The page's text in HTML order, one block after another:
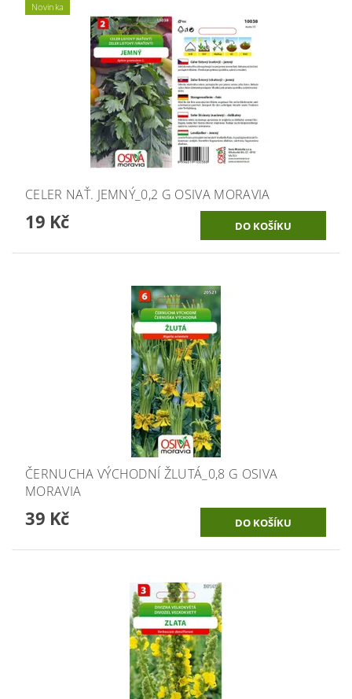
Novinka
CELER NAŤ. JEMNÝ_0,2 G OSIVA MORAVIA
19 Kč
ČERNUCHA VÝCHODNÍ ŽLUTÁ_0,8 G OSIVA
MORAVIA
39 Kč